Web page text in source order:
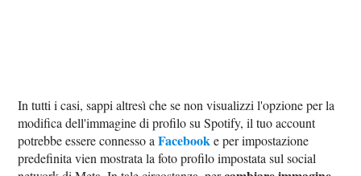
In tutti i casi, sappi altresì che se non visualizzi l'opzione per la
modifica dell'immagine di profilo su Spotify, il tuo account
potrebbe essere connesso aFacebooke per impostazione
predefinita vien mostrata la foto profilo impostata sul social